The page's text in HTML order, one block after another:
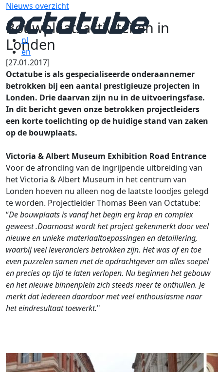
nl
en
Nieuws overzicht
Bouwplaatsactiviteiten in
Londen
[27.01.2017]
Octatube is als gespecialiseerde onderaannemer
betrokken bij een aantal prestigieuze projecten in
Londen. Drie daarvan zijn nu in de uitvoeringsfase.
In dit bericht geven onze betrokken projectleiders
een korte toelichting op de huidige stand van zaken
op de bouwplaats.
Victoria & Albert Museum Exhibition Road Entrance
Voor de afronding van de ingrijpende uitbreiding van
het Victoria & Albert Museum in het centrum van
Londen hoeven nu alleen nog de laatste loodjes gelegd
te worden. Projectleider Thomas Been van Octatube:
“De bouwplaats is vanaf het begin erg krap en complex
geweest .Daarnaast wordt het project gekenmerkt door veel
nieuwe en unieke materiaaltoepassingen en detaillering,
waarbij veel leveranciers betrokken zijn. Het was af en toe
even puzzelen samen met de opdrachtgever om alles soepel
en precies op tijd te laten verlopen. Nu beginnen het gebouw
en het nieuwe binnenplein zich steeds meer te onthullen. Je
merkt dat iedereen daardoor met veel enthousiasme naar
het eindresultaat toewerkt."